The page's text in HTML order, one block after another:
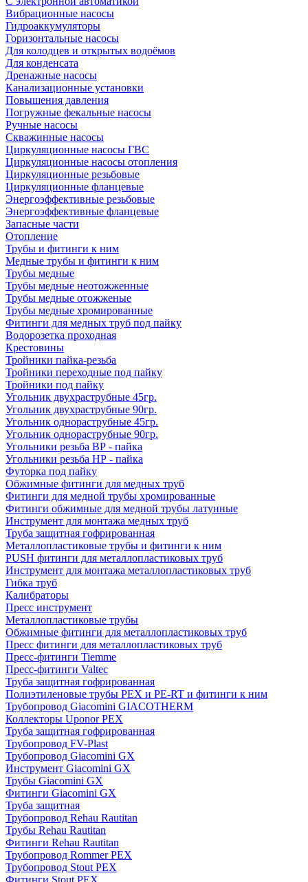
Вибрационные насосы
Гидроаккумуляторы
Горизонтальные насосы
Для колодцев и открытых водоёмов
Для конденсата
Дренажные насосы
Канализационные установки
Повышения давления
Погружные фекальные насосы
Ручные насосы
Скважинные насосы
Циркуляционные насосы ГВС
Циркуляционные насосы отопления
Циркуляционные резьбовые
Циркуляционные фланцевые
Энергоэффективные резьбовые
Энергоэффективные фланцевые
Запасные части
Отопление
Трубы и фитинги к ним
Медные трубы и фитинги к ним
Трубы медные
Трубы медные неотожженные
Трубы медные отожженые
Трубы медные хромированные
Фитинги для медных труб под пайку
Водорозетка проходная
Крестовины
Тройники пайка-резьба
Тройники переходные под пайку
Тройники под пайку
Угольник двухраструбные 45гр.
Угольник двухраструбные 90гр.
Угольник однораструбные 45гр.
Угольник однораструбные 90гр.
Угольники резьба ВР - пайка
Угольники резьба НР - пайка
Футорка под пайку
Обжимные фитинги для медных труб
Фитинги для медной трубы хромированные
Фитинги обжимные для медной трубы латунные
Инструмент для монтажа медных труб
Труба защитная гофрированная
Металлопластиковые трубы и фитинги к ним
PUSH фитинги для металлопластиковых труб
Инструмент для монтажа металлопластиковых труб
Гибка труб
Калибраторы
Пресс инструмент
Металлопластиковые трубы
Обжимные фитинги для металлопластиковых труб
Пресс фитинги для металлопластиковых труб
Пресс-фитинги Tiemme
Пресс-фитинги Valtec
Труба защитная гофрированная
Полиэтиленовые трубы PEX и PE-RT и фитинги к ним
Трубопровод Giacomini GIACOTHERM
Коллекторы Uponor PEX
Труба защитная гофрированная
Трубопровод FV-Plast
Трубопровод Giacomini GX
Инструмент Giacomini GX
Трубы Giacomini GX
Фитинги Giacomini GX
Труба защитная
Трубопровод Rehau Rautitan
Трубы Rehau Rautitan
Фитинги Rehau Rautitan
Трубопровод Rommer PEX
Трубопровод Stout PEX
Фитинги Stout PEX